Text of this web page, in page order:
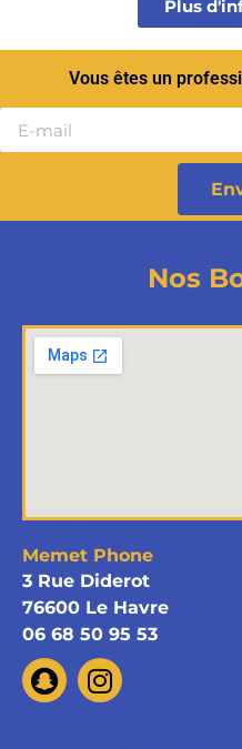
Plus
Vous êtes un
Nos
Memet Phone
3 Rue Diderot
76600 Le Havre
06 68 50 95 53